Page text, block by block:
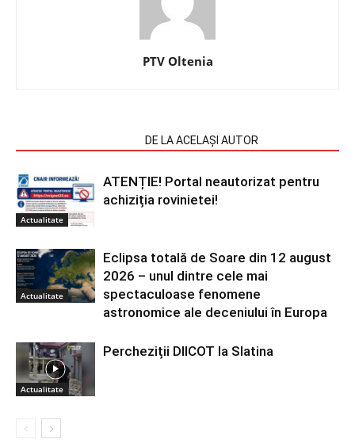
PTV Oltenia
DE LA ACELAȘI AUTOR
Actualitate
ATENȚIE! Portal neautorizat pentru
achiziția rovinietei!
Actualitate
Eclipsa totală de Soare din 12 august
2026 – unul dintre cele mai
spectaculoase fenomene
astronomice ale deceniului în Europa
Actualitate
Percheziții DIICOT la Slatina